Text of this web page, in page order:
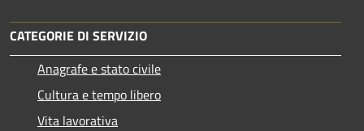
CATEGORIE DI SERVIZIO
Anagrafe e stato civile
Cultura e tempo libero
Vita lavorativa